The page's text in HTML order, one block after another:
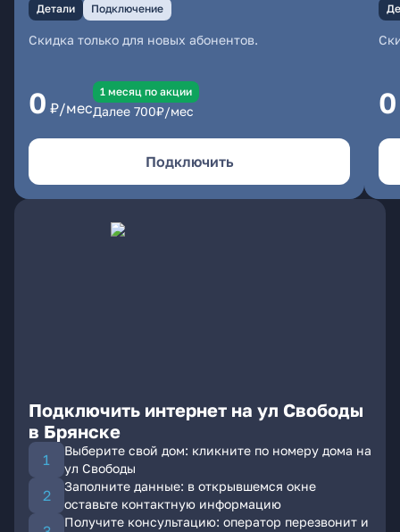
Детали Подключение
Скидка только для новых абонентов.
0 ₽/мес
1 месяц по акции
Далее 700₽/мес
Подключить
0
Подключить интернет на ул Свободы
в Брянске
Выберите свой дом: кликните по номеру дома на
ул Свободы
Заполните данные: в открывшемся окне
оставьте контактную информацию
Получите консультацию: оператор перезвонит и